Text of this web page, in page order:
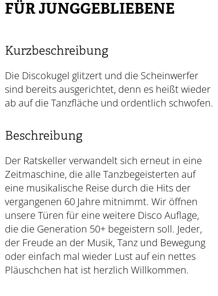
FÜR JUNGGEBLIEBENE
Kurzbeschreibung
Die Discokugel glitzert und die Scheinwerfer
sind bereits ausgerichtet, denn es heißt wieder
ab auf die Tanzfläche und ordentlich schwofen.
Beschreibung
Der Ratskeller verwandelt sich erneut in eine
Zeitmaschine, die alle Tanzbegeisterten auf
eine musikalische Reise durch die Hits der
vergangenen 60 Jahre mitnimmt. Wir öffnen
unsere Türen für eine weitere Disco Auflage,
die die Generation 50+ begeistern soll. Jeder,
der Freude an der Musik, Tanz und Bewegung
oder einfach mal wieder Lust auf ein nettes
Pläuschchen hat ist herzlich Willkommen.